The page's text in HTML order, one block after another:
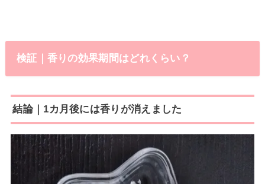
検証｜香りの効果期間はどれくらい？
結論｜1カ月後には香りが消えました